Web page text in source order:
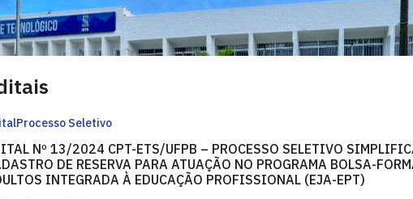
Processo Seletivo
Nº 13/2024 CPT-ETS/UFPB – PROCESSO SELETIVO
DE RESERVA PARA ATUAÇÃO NO PROGRAMA BOLSA-
INTEGRADA À EDUCAÇÃO PROFISSIONAL (EJA-EPT)